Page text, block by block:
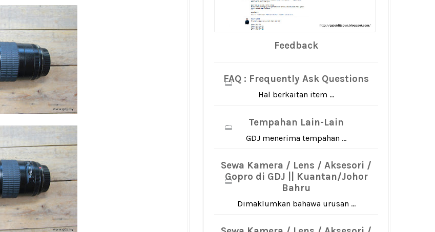
Feedback
FAQ : Frequently Ask Questions
Hal berkaitan item ...
Tempahan Lain-Lain
GDJ menerima tempahan ...
Sewa Kamera / Lens / Aksesori /
Gopro di GDJ || Kuantan/Johor
Bahru
Dimaklumkan bahawa urusan ...